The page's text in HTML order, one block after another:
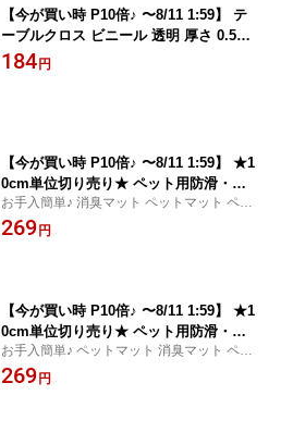
【今が買い時 P10倍♪ 〜8/11 1:59】 テ
ーブルクロス ビニール 透明 厚さ 0.5m
m 0.5ミリ 120cm巾 切り売り テーブル
184 円
【今が買い時 P10倍♪ 〜8/11 1:59】 ★1
0cm単位切り売り★ ペット用防滑・消
臭・防水床材 いぬ＆ねこ柄 防水マット
91cm巾 消臭マット メール便はご利用い
お手入簡単♪ 消臭マット ペットマット ペッ
ト用床材 滑り止め付き 愛犬・愛猫の足腰の
負担を軽減します
269 円
【今が買い時 P10倍♪ 〜8/11 1:59】 ★1
0cm単位切り売り★ ペット用防滑・消
臭・防水床材 いぬ＆ねこ2柄 防水マット
91cm巾 消臭マット ペット用マット メ
お手入簡単♪ ペットマット 消臭マット ペッ
ト用床材 滑り止め付き 愛犬・愛猫の足腰の
負担を軽減します。
269 円